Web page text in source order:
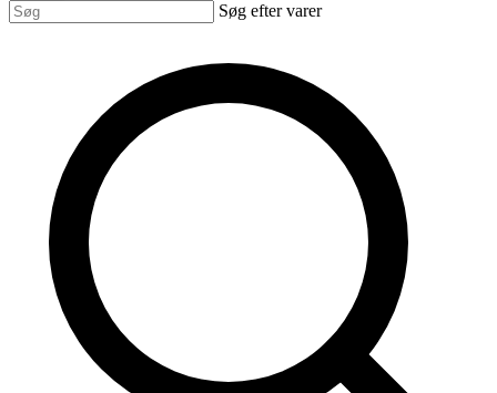
Søg efter varer